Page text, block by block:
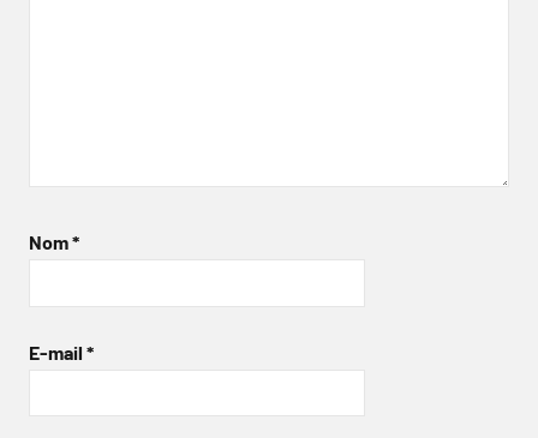
Nom*
E-mail *